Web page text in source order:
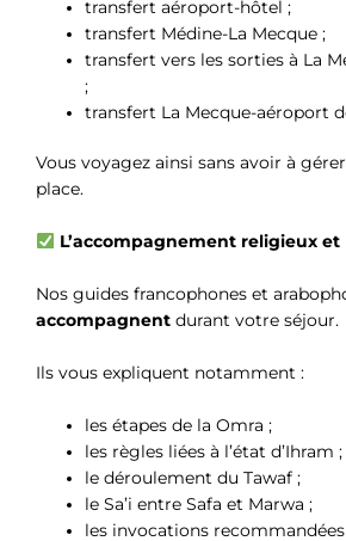
transfert aéroport-hôtel ;
transfert Médine-La Mecque ;
transfert vers les sorties à La
;
transfert La Mecque-aéroport
Vous voyagez ainsi sans avoir à
place.
L’accompagnement religieux
Nos guides francophones et
accompagnent durant votre séjour.
Ils vous expliquent notamment :
les étapes de la Omra ;
les règles liées à l’état d’Ihram ;
le déroulement du Tawaf ;
le Sa’i entre Safa et Marwa ;
les invocations recommandées